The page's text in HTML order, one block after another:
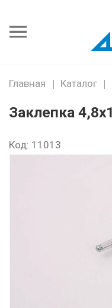
Главная Каталог
Заклепка
Код: 11013